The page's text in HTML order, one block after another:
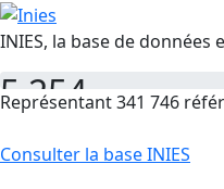
INIES, la base de
5 254
Représentant 341 746
Consulter la base INIES